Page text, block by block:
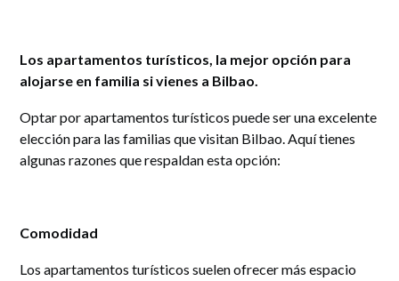
Los apartamentos turísticos, la mejor opción para
alojarse en familia si vienes a Bilbao.
Optar por apartamentos turísticos puede ser una excelente
elección para las familias que visitan Bilbao. Aquí tienes
algunas razones que respaldan esta opción:
Comodidad
Los apartamentos turísticos suelen ofrecer más espacio